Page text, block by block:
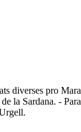
diverses pro
la Sardana. -